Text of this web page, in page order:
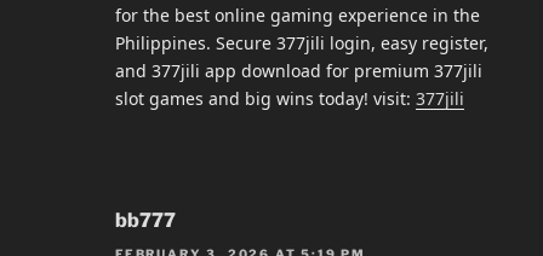
for the best online gaming experience in the
Philippines. Secure 377jili login, easy register,
and 377jili app download for premium 377jili
slot games and big wins today! visit: 377jili
bb777